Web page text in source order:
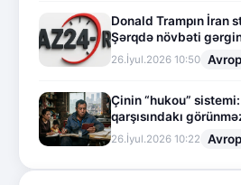
Donald Trampın İran
Şərqdə növbəti
26.İyul.2026 10:50
Çinin “hukou”
qarşısındakı
26.İyul.2026 10:22